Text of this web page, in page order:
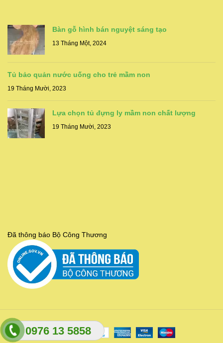
0976 13 5858
Bàn gỗ hình bán nguyệt sáng tạo
13 Tháng Một, 2024
Tủ bảo quản nước uống cho trẻ mầm non
19 Tháng Mười, 2023
Lựa chọn tủ đựng ly mầm non chất lượng
19 Tháng Mười, 2023
Đã thông báo Bộ Công Thương